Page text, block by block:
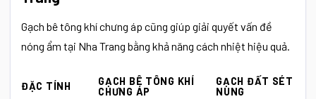
Gạch bê tông khí chưng áp cũng giúp giải quyết vấn đề
nóng ẩm tại Nha Trang bằng khả năng cách nhiệt hiệu quả.
ĐẶC TÍNH
GẠCH BÊ TÔNG KHÍ
CHƯNG ÁP
GẠCH ĐẤT SÉT
NUNG